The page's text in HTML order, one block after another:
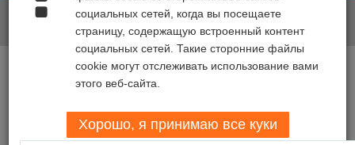
Главная
Сервисы
Профилактическое обслуживание
Профилактическое
обслуживание
социальных сетей, когда вы посещаете
страницу, содержащую встроенный контент
социальных сетей. Такие сторонние файлы
cookie могут отслеживать использование вами
этого веб-сайта.
Хорошо, я принимаю все куки